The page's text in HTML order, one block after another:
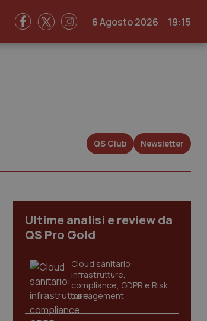
6 Agosto 2026 19:15
QS Club Newsletter
Ultime analisi e review da
QS Pro Gold
Cloud sanitario:
infrastrutture,
compliance, GDPR e Risk
management